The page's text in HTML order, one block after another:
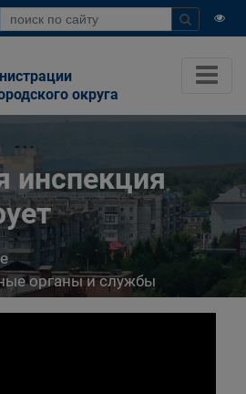
округа
инспекция
органы и службы